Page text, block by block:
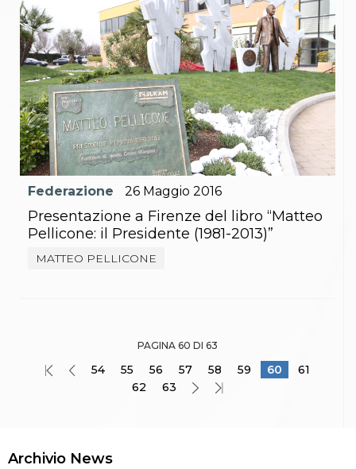
Federazione 26 Maggio 2016
Presentazione a Firenze del libro “Matteo
Pellicone: il Presidente (1981-2013)”
MATTEO PELLICONE
PAGINA 60 DI 63
54 55 56 57 58 59 60
61
62
63
Archivio News